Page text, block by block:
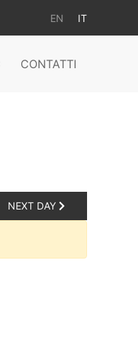
EN IT
CONTATTI
NEXT DAY